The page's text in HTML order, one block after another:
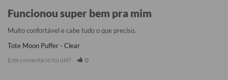
Funcionou super bem pra mim
Muito confortável e cabe tudo o que preciso.
Tote Moon Puffer - Clear
Este comentário foi útil? 0